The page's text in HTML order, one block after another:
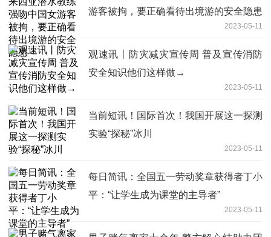
游客被拘，要正确看待出境游的安全隐患
2023-05-11
观速讯丨防灾减灾宣传周 普及宣传消防
安全知识他们这样做→
2023-05-11
当前短讯！国际首次！我国开展这一探测
实验“探秘”冰川
2023-05-11
每日简讯：全国五一劳动奖章获得者丁小
平：“让学生成为课堂的主导者”
2023-05-11